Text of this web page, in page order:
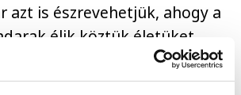
azt is észrevehetjük, ahogy a
élik köztük életüket.